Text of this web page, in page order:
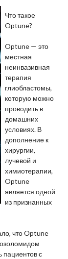
Что такое
Optune?
Optune — это
местная
неинвазивная
терапия
глиобластомы,
которую можно
проводить в
домашних
условиях. В
дополнение к
хирургии,
лучевой и
химиотерапии,
Optune
является одной
из признанных
что Optune
пациентов с